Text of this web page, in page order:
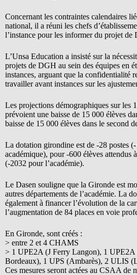
Concernant les contraintes calendaires
national, il a réuni les chefs
l’instance pour les informer du projet de
L’Unsa Education a insisté sur la
projets de DGH au sein des équipes en
instances, arguant que la confidentialité
travailler avant instances sur les
Les projections démographiques sur les
prévoient une baisse de 15 000 élèves
baisse de 15 000 élèves dans le second
La dotation girondine est de -28 postes
académique), pour -600 élèves attendus
(-2032 pour l’académie).
Le Dasen souligne que la Gironde est
autres départements de l’académie. La
également à financer l’évolution de la
l’augmentation de 84 places en voie
En Gironde, sont créés :
> entre 2 et 4 CHAMS
> 1 UPE2A (J Ferry Langon), 1
Bordeaux), 1 UPS (Ambarès), 2 ULIS
Ces mesures seront actées au CSAA de